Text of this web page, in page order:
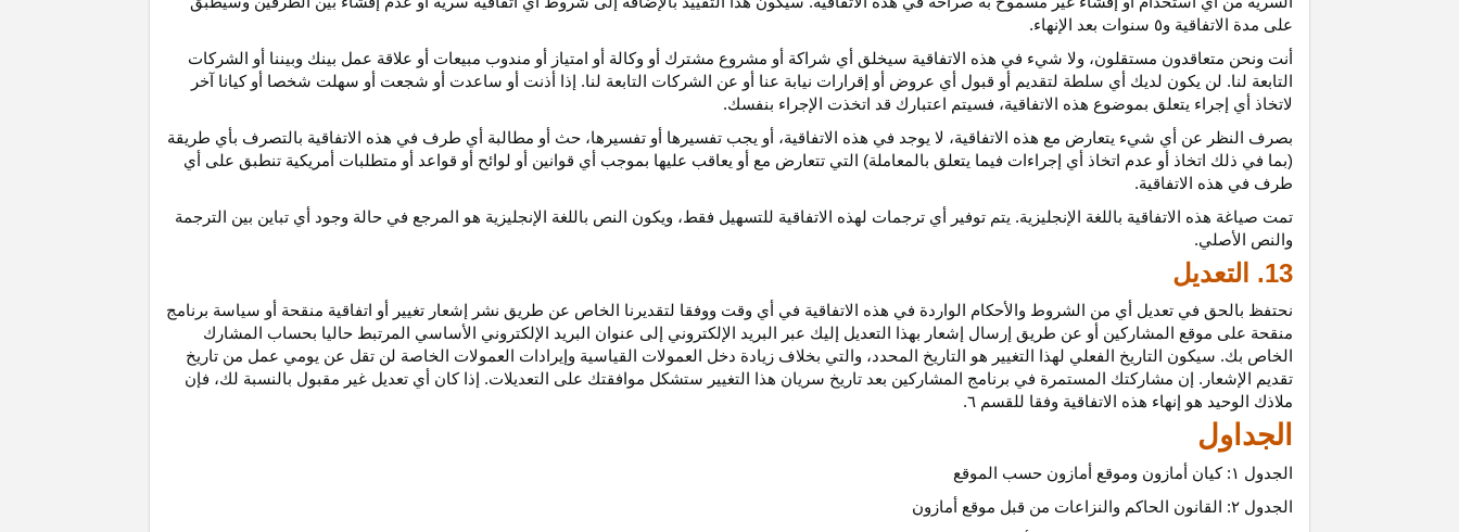
على مدة الاتفاقية و٥ سنوات بعد الإنهاء.
أنت ونحن متعاقدون مستقلون، ولا شيء في هذه الاتفاقية سيخلق أي شراكة أو مشروع مشترك أو وكالة أو امتياز أو مندوب مبيعات أو علاقة عمل بينك وبيننا أو الشركات
التابعة لنا. لن يكون لديك أي سلطة لتقديم أو قبول أي عروض أو إقرارات نيابة عنا أو عن الشركات التابعة لنا. إذا أذنت أو ساعدت أو شجعت أو سهلت شخصا أو كيانا آخر
لاتخاذ أي إجراء يتعلق بموضوع هذه
الاتفاقية، فسيتم اعتبارك قد اتخذت الإجراء بنفسك.
بصرف النظر عن أي شيء يتعارض مع هذه
الاتفاقية، لا يوجد في هذه الاتفاقية، أو يجب تفسيرها أو تفسيرها، حث أو مطالبة أي طرف في هذه الاتفاقية بالتصرف بأي طريقة
(بما في ذلك اتخاذ أو عدم اتخاذ أي إجراءات فيما يتعلق بالمعاملة) التي تتعارض مع أو يعاقب عليها بموجب أي قوانين أو لوائح أو قواعد أو متطلبات أمريكية تنطبق على أي
طرف في هذه الاتفاقية.
تمت صياغة هذه الاتفاقية باللغة الإنجليزية. يتم توفير أي ترجمات لهذه الاتفاقية للتسهيل فقط، ويكون النص باللغة الإنجليزية هو المرجع في حالة وجود أي تباين بين
الترجمة
والنص
الأصلي.
13. التعديل
نحتفظ بالحق في تعديل أي من الشروط والأحكام الواردة في هذه الاتفاقية في أي وقت ووفقا لتقديرنا الخاص عن طريق نشر إشعار تغيير أو اتفاقية منقحة أو سياسة برنامج
منقحة على موقع المشاركين أو عن طريق إرسال إشعار بهذا التعديل إليك عبر البريد الإلكتروني إلى عنوان البريد الإلكتروني الأساسي المرتبط حاليا بحساب المشارك
الخاص بك. سيكون التاريخ الفعلي لهذا التغيير هو التاريخ
المحدد، والتي بخلاف زيادة دخل العمولات القياسية وإيرادات العمولات الخاصة لن تقل عن يومي عمل من تاريخ
تقديم الإشعار. إن مشاركتك المستمرة في برنامج المشاركين بعد تاريخ سريان هذا التغيير ستشكل موافقتك على التعديلات. إذا كان أي تعديل غير مقبول بالنسبة لك، فإن
ملاذك الوحيد هو إنهاء هذه الاتفاقية وفقا للقسم ٦.
الجداول
الجدول ۱:
كيان أمازون وموقع أمازون حسب الموقع
الجدول ۲: القانون الحاكم والنزاعات من قبل موقع أمازون